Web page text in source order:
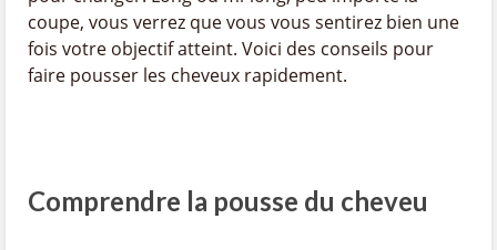
coupe, vous verrez que vous vous sentirez bien une
fois votre objectif atteint. Voici des conseils pour
faire pousser les cheveux rapidement.
Comprendre la pousse du cheveu